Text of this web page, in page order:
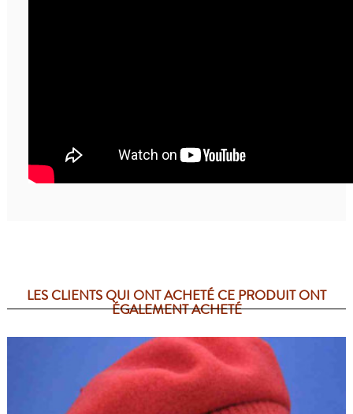
LES CLIENTS QUI ONT ACHETÉ CE PRODUIT ONT
ÉGALEMENT ACHETÉ